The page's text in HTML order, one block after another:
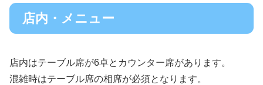
店内・メニュー
店内はテーブル席が6卓とカウンター席があります。
混雑時はテーブル席の相席が必須となります。